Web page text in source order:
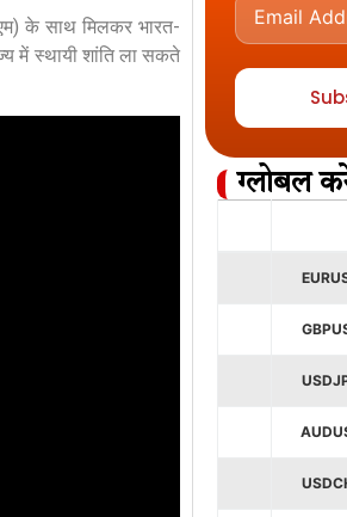
के साथ मिलकर भारत-
में स्थायी शांति ला सकते
ग्लोबल